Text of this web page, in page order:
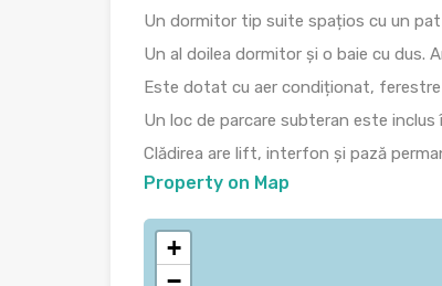
Un dormitor tip suite spațios cu un pat
Un al doilea dormitor și o baie cu dus.
Este dotat cu aer condiționat, ferestre
Un loc de parcare subteran este inclus
Clădirea are lift, interfon și pază
Property on Map
+